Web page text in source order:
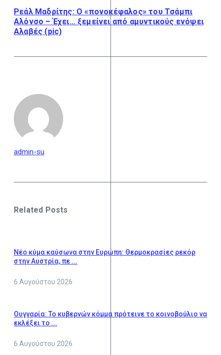
Ρεάλ Μαδρίτης: Ο «πονοκέφαλος» του Τσάμπι
Αλόνσο – Έχει… ξεμείνει από αμυντικούς ενόψει
Αλαβές (pic)
admin-su
Related Posts
Νέο κύμα καύσωνα στην Ευρώπη: Θερμοκρασίες ρεκόρ
στην Αυστρία, πε ...
6 Αυγούστου 2026
Ουγγαρία: Το κυβερνών κόμμα πρότεινε το κοινοβούλιο να
εκλέξει το ...
6 Αυγούστου 2026